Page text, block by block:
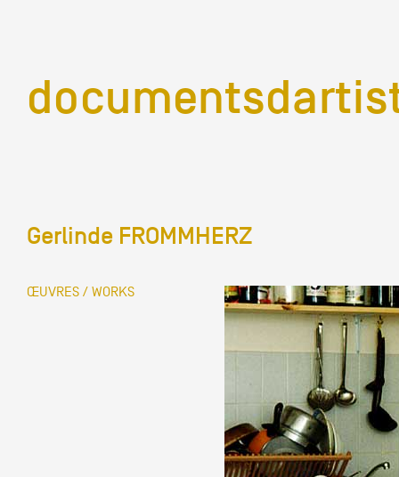
Mission
Partenaires
Gerlinde FROMMHERZ
ŒUVRES / WORKS